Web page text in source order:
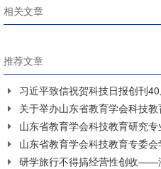
相关文章
推荐文章
习近平致信祝贺科技日报创刊
关于举办山东省教育学会科技
山东省教育学会科技教育研究
山东省教育学会科技教育专委
研学旅行不得搞经营性创收——